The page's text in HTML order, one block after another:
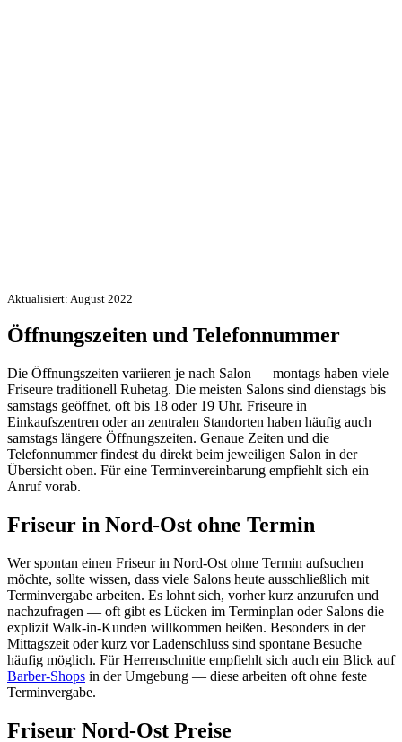
Aktualisiert: August 2022
Öffnungszeiten und Telefonnummer
Die Öffnungszeiten variieren je nach Salon — montags haben viele
Friseure traditionell Ruhetag. Die meisten Salons sind dienstags bis
samstags geöffnet, oft bis 18 oder 19 Uhr. Friseure in
Einkaufszentren oder an zentralen Standorten haben häufig auch
samstags längere Öffnungszeiten. Genaue Zeiten und die
Telefonnummer findest du direkt beim jeweiligen Salon in der
Übersicht oben. Für eine Terminvereinbarung empfiehlt sich ein
Anruf vorab.
Friseur in Nord-Ost ohne Termin
Wer spontan einen Friseur in Nord-Ost ohne Termin aufsuchen
möchte, sollte wissen, dass viele Salons heute ausschließlich mit
Terminvergabe arbeiten. Es lohnt sich, vorher kurz anzurufen und
nachzufragen — oft gibt es Lücken im Terminplan oder Salons die
explizit Walk-in-Kunden willkommen heißen. Besonders in der
Mittagszeit oder kurz vor Ladenschluss sind spontane Besuche
häufig möglich. Für Herrenschnitte empfiehlt sich auch ein Blick auf
Barber-Shops in der Umgebung — diese arbeiten oft ohne feste
Terminvergabe.
Friseur Nord-Ost Preise